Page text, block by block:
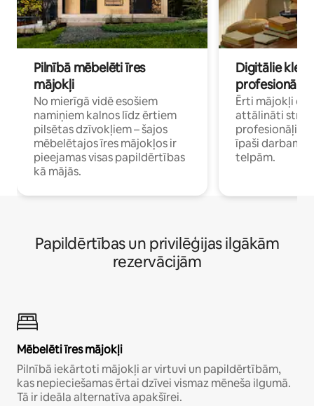
Pilnībā mēbelēti īres
mājokļi
No mierīgā vidē esošiem
namiņiem kalnos līdz ērtiem
pilsētas dzīvokļiem – šajos
mēbelētajos īres mājokļos ir
pieejamas visas papildērtības
kā mājās.
Digitālie
profesionāļi
Ērti mājokļi
attālināti
īpaši darbam
telpām.
Papildērtības un privilēģijas ilgākām
rezervācijām
Mēbelēti īres mājokļi
Pilnībā iekārtoti mājokļi ar virtuvi un papildērtībām,
kas nepieciešamas ērtai dzīvei vismaz mēneša ilgumā.
Tā ir ideāla alternatīva apakšīrei.